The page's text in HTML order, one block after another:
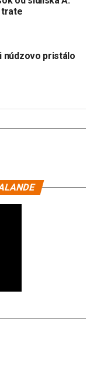
trate
núdzovo pristálo